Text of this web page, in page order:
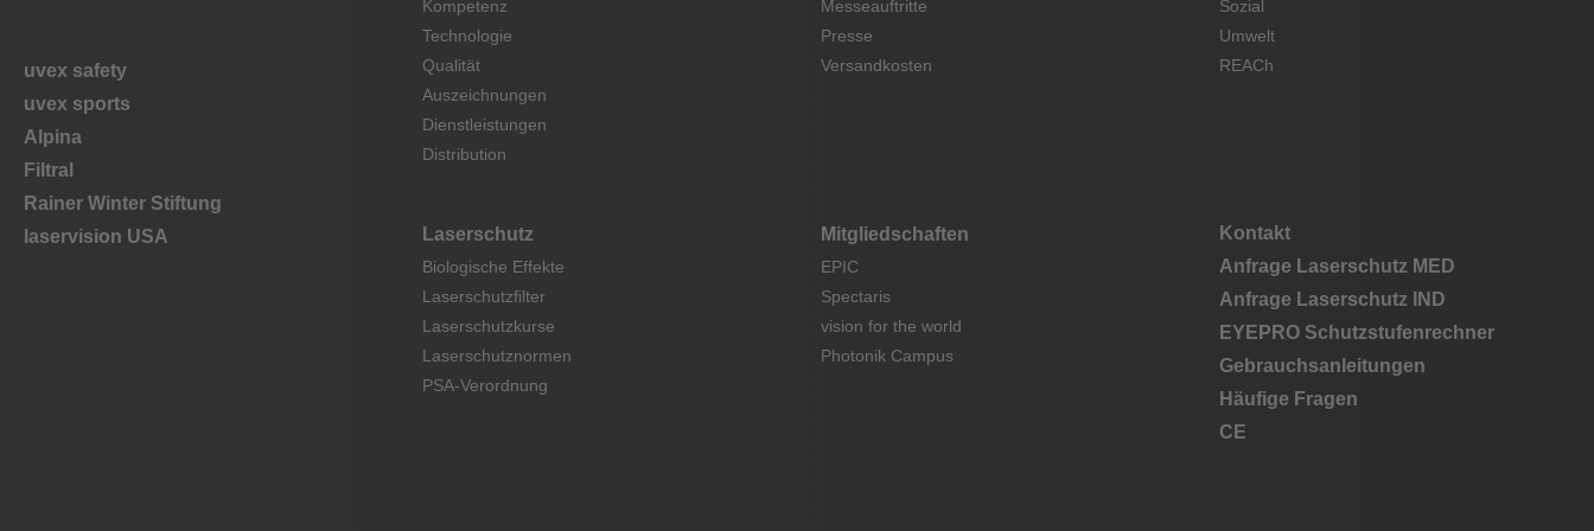
uvex safety
uvex sports
Alpina
Filtral
Rainer Winter Stiftung
laservision USA
Kompetenz
Technologie
Qualität
Auszeichnungen
Dienstleistungen
Distribution
Messeauftritte
Presse
Versandkosten
Sozial
Umwelt
REACh
Laserschutz
Biologische Effekte
Laserschutzfilter
Laserschutzkurse
Laserschutznormen
PSA-Verordnung
Mitgliedschaften
EPIC
Spectaris
vision for the world
Photonik Campus
Kontakt
Anfrage Laserschutz MED
Anfrage Laserschutz IND
EYEPRO Schutzstufenrechner
Gebrauchsanleitungen
Häufige Fragen
CE